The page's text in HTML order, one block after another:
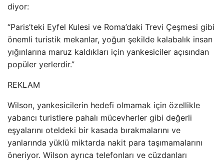
diyor:
“Paris’teki Eyfel Kulesi ve Roma’daki Trevi Çeşmesi gibi
önemli turistik mekanlar, yoğun şekilde kalabalık insan
yığınlarına maruz kaldıkları için yankesiciler açısından
popüler yerlerdir.”
REKLAM
Wilson, yankesicilerin hedefi olmamak için özellikle
yabancı turistlere pahalı mücevherler gibi değerli
eşyalarını oteldeki bir kasada bırakmalarını ve
yanlarında yüklü miktarda nakit para taşımamalarını
öneriyor. Wilson ayrıca telefonları ve cüzdanları